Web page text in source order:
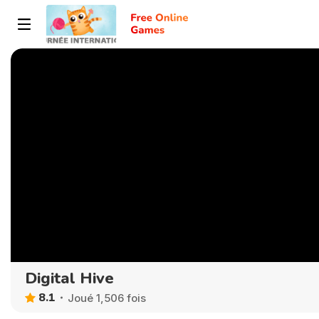
Digital Hive
8.1 Joué 1,506 fois